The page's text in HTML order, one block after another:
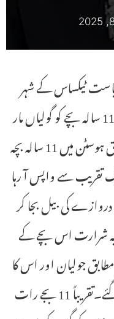
ریاست ٹیکساس کے شہر
ہوسٹن میں گھر کی بیل بجا کر بھاگنے پر 11 سالہ بچے کو گولیاں مار
کر قتل کر دیا گیا۔امریکی میڈیا کے مطابق ہوسٹن میں 11 سالہ بچہ
تقریب سے واپس آ رہا
کی بیل بجا کر
یہ شرارت اس بچے کے
جولیان اور اس کا
کزن کچھ گھروں کی بیل بجا کر فرار ہو گئے۔تقریباً 11 بجے رات